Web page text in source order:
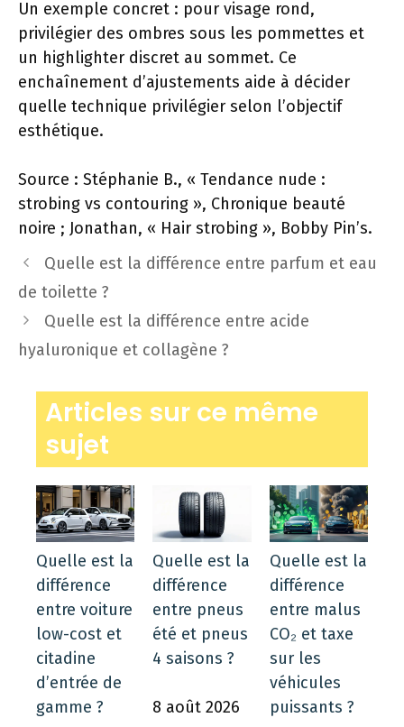
Un exemple concret : pour visage rond,
privilégier des ombres sous les pommettes et
un highlighter discret au sommet. Ce
enchaînement d’ajustements aide à décider
quelle technique privilégier selon l’objectif
esthétique.
Source : Stéphanie B., « Tendance nude :
strobing vs contouring », Chronique beauté
noire ; Jonathan, « Hair strobing », Bobby Pin’s.
Quelle est la différence entre parfum et eau
de toilette ?
Quelle est la différence entre acide
hyaluronique et collagène ?
Articles sur ce même
sujet
Quelle est la
différence
entre voiture
low-cost et
citadine
d’entrée de
gamme ?
Quelle est la
différence
entre pneus
été et pneus
4 saisons ?
8 août 2026
Quelle est la
différence
entre malus
CO₂ et taxe
sur les
véhicules
puissants ?